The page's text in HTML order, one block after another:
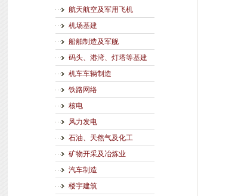
航天航空及军用飞机
机场基建
船舶制造及军舰
码头、港湾、灯塔等基建
机车车辆制造
铁路网络
核电
风力发电
石油、天然气及化工
矿物开采及冶炼业
汽车制造
楼宇建筑